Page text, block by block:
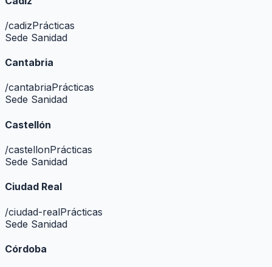
/cadizPrácticas
Sede Sanidad
Cantabria
/cantabriaPrácticas
Sede Sanidad
Castellón
/castellonPrácticas
Sede Sanidad
Ciudad Real
/ciudad-realPrácticas
Sede Sanidad
Córdoba